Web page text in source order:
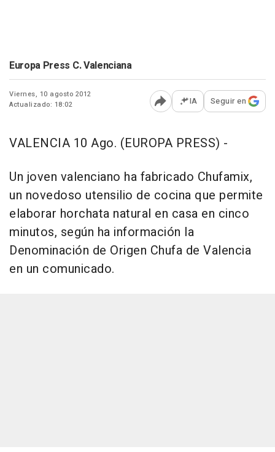
Europa Press C. Valenciana
Viernes, 10 agosto 2012
Actualizado: 18:02
Abrir opciones para
IA Seguir en
VALENCIA 10 Ago. (EUROPA PRESS) -
Un joven valenciano ha fabricado Chufamix,
un novedoso utensilio de cocina que permite
elaborar horchata natural en casa en cinco
minutos, según ha información la
Denominación de Origen Chufa de Valencia
en un comunicado.